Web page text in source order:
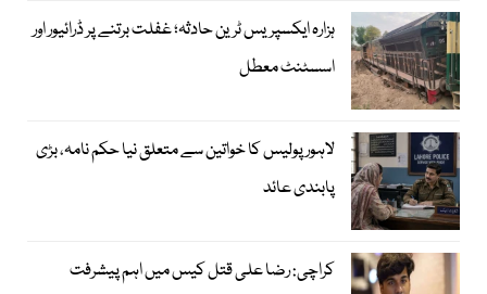
ہزارہ ایکسپریس ٹرین حادثہ؛ غفلت برتنے پر ڈرائیور اور
اسسٹنٹ معطل
لاہور پولیس کا خواتین سے متعلق نیا حکم نامہ، بڑی
پابندی عائد
کراچی: رضا علی قتل کیس میں اہم پیشرفت